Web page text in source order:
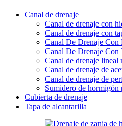
Canal de drenaje
Canal de drenaje con
Canal de drenaje con
Canal De Drenaje
Canal De Drenaje Con
Canal de drenaje lineal
Canal de drenaje de
Canal de drenaje de
Sumidero de hormigón
Cubierta de drenaje
Tapa de alcantarilla